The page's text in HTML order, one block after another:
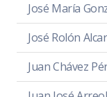
José María
José Rolón
Juan Chávez